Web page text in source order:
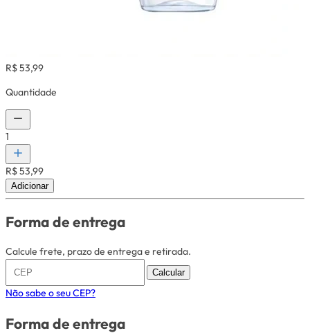
R$ 53,99
Quantidade
1
R$ 53,99
Adicionar
Forma de entrega
Calcule frete, prazo de entrega e retirada.
Calcular
Não sabe o seu CEP?
Forma de entrega